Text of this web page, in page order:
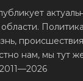
нам, мы тут